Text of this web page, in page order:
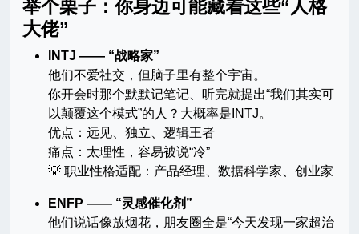
举个栗子：你身边可能藏着这些“人格
大佬”
INTJ —— “战略家”
他们不爱社交，但脑子里有整个宇宙。
你开会时那个默默记笔记、听完就提出“我们其实可
以颠覆这个模式”的人？大概率是INTJ。
优点：远见、独立、逻辑王者
痛点：太理性，容易被说“冷”
💡 职业性格适配：产品经理、数据科学家、创业家
ENFP —— “灵感催化剂”
他们说话像放烟花，朋友圈全是“今天发现一家超治